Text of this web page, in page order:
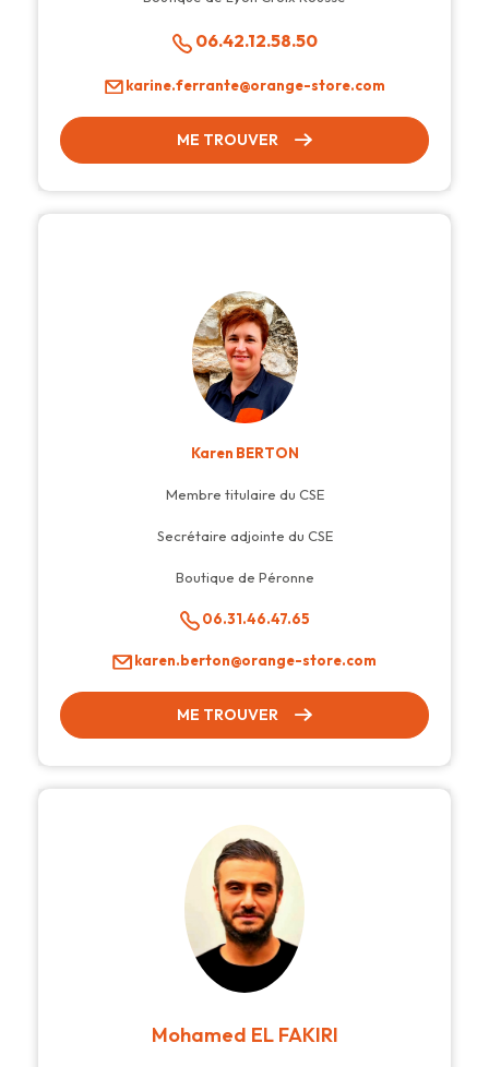
06.42.12.58.50
karine.ferrante@orange-store.com
ME TROUVER
Karen BERTON
Membre titulaire du CSE
Secrétaire adjointe du CSE
Boutique de Péronne
06.31.46.47.65
karen.berton@orange-store.com
ME TROUVER
Mohamed EL FAKIRI